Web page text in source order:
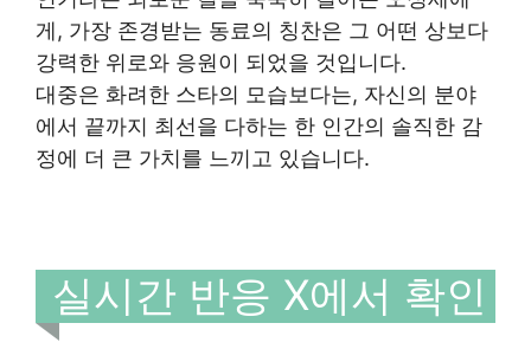
게, 가장 존경받는 동료의 칭찬은 그 어떤 상보다
강력한 위로와 응원이 되었을 것입니다.
대중은 화려한 스타의 모습보다는, 자신의 분야
에서 끝까지 최선을 다하는 한 인간의 솔직한 감
정에 더 큰 가치를 느끼고 있습니다.
실시간 반응 X에서 확인